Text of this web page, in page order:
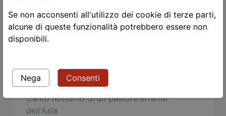
Nietzsche: dei dispregiatori del corpo
milonga a Ronzo Chienis
Chi va piano ...
Canto notturno di un pastore errante
dell'Asia
Se non acconsenti all'utilizzo dei cookie di terze parti,
alcune di queste funzionalità potrebbero essere non
disponibili.
Nega Consenti